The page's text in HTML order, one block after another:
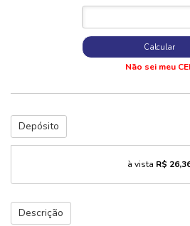
Calcular
Não sei meu
Depósito
à vista R$
Descrição